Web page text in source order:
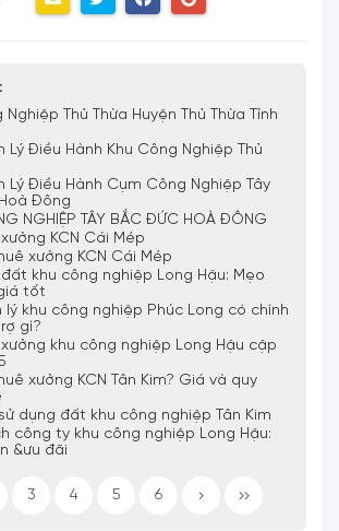
Nghiệp Thủ Thừa Huyện Thủ Thừa Tỉnh
Lý Điều Hành Khu Công Nghiệp Thủ
Lý Điều Hành Cụm Công Nghiệp Tây
Đông
NGHIỆP TÂY BẮC ĐỨC HOÀ ĐÔNG
KCN Cái Mép
xưởng KCN Cái Mép
khu công nghiệp Long Hậu: Mẹo
tốt
lý khu công nghiệp Phúc Long có chính
gì?
khu công nghiệp Long Hậu cập
xưởng KCN Tân Kim? Giá và quy
dụng đất khu công nghiệp Tân Kim
công ty khu công nghiệp Long Hậu:
&ưu đãi
3 4 5 6